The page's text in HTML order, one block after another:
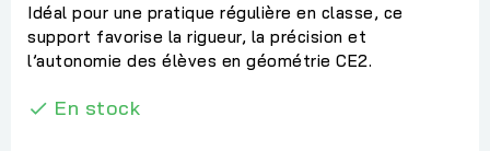
Idéal pour une pratique régulière en classe, ce
support favorise la rigueur, la précision et
l’autonomie des élèves en géométrie CE2.
 En stock